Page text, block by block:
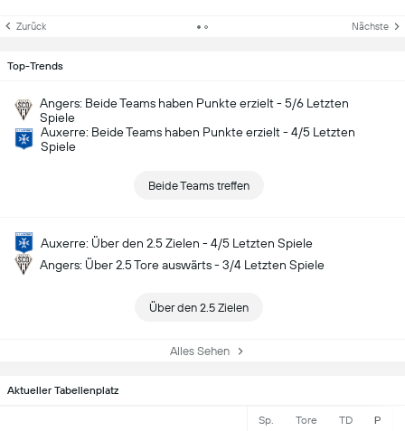
Zurück Nächste
Top-Trends
Angers: Beide Teams haben Punkte erzielt - 5/6 Letzten
Spiele
Auxerre: Beide Teams haben Punkte erzielt - 4/5 Letzten
Spiele
Beide Teams treffen
Auxerre: Über den 2.5 Zielen - 4/5 Letzten Spiele
Angers: Über 2.5 Tore auswärts - 3/4 Letzten Spiele
Über den 2.5 Zielen
Alles Sehen
Aktueller Tabellenplatz
Sp. Tore TD P